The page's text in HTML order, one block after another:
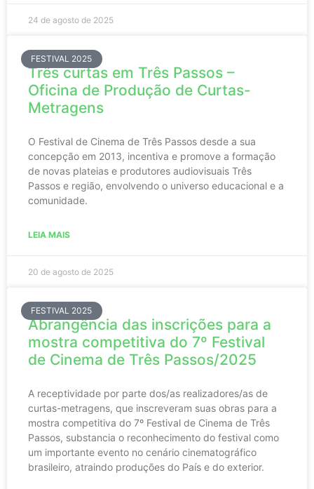
24 de agosto de 2025
FESTIVAL 2025
Três curtas em Três Passos –
Oficina de Produção de Curtas-
Metragens
O Festival de Cinema de Três Passos desde a sua
concepção em 2013, incentiva e promove a formação
de novas plateias e produtores audiovisuais Três
Passos e região, envolvendo o universo educacional e a
comunidade.
LEIA MAIS
20 de agosto de 2025
FESTIVAL 2025
Abrangência das inscrições para a
mostra competitiva do 7º Festival
de Cinema de Três Passos/2025
A receptividade por parte dos/as realizadores/as de
curtas-metragens, que inscreveram suas obras para a
mostra competitiva do 7º Festival de Cinema de Três
Passos, substancia o reconhecimento do festival como
um importante evento no cenário cinematográfico
brasileiro, atraindo produções do País e do exterior.